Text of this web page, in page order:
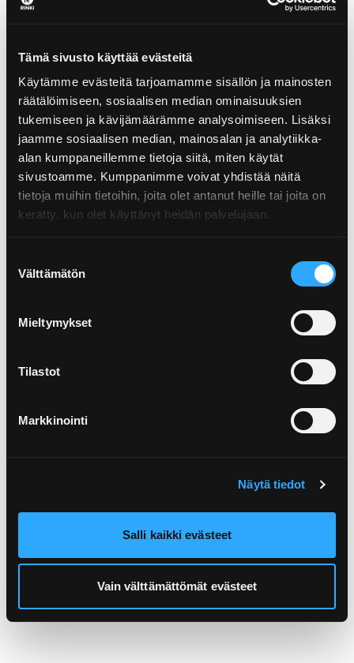
Tämä sivusto käyttää evästeitä
Käytämme evästeitä tarjoamamme sisällön ja mainosten
räätälöimiseen, sosiaalisen median ominaisuuksien
tukemiseen ja kävijämäärämme analysoimiseen. Lisäksi
jaamme sosiaalisen median, mainosalan ja analytiikka-
alan kumppaneillemme tietoja siitä, miten käytät
sivustoamme. Kumppanimme voivat yhdistää näitä
tietoja muihin tietoihin, joita olet antanut heille tai joita on
kerätty, kun olet käyttänyt heidän palvelujaan.
valinta
Välttämätön
Mieltymykset
Tilastot
Markkinointi
Näytä tiedot
Salli kaikki evästeet
Vain välttämättömät evästeet
pakkauksien pakkauspainoja. Tutustu taulukkoihin
Usein kysyttyä
raportoinnista
Kuka raportoi pakkauksen? Raportoidaanko tuontia,
entä vientiä? Lue täältä vastauksia usein kysyttyihin
ASIAKASPALVELU